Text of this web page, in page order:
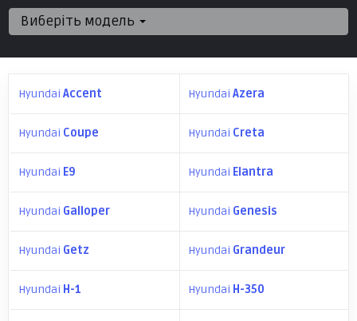
Виберіть модель
Hyundai Accent Hyundai Azera
Hyundai Coupe Hyundai Creta
Hyundai E9 Hyundai Elantra
Hyundai Galloper Hyundai Genesis
Hyundai Getz Hyundai Grandeur
Hyundai H-1 Hyundai H-350